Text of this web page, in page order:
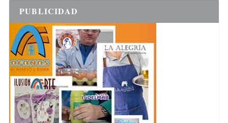
PUBLICIDAD